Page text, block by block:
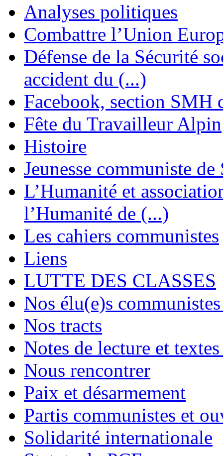
Analyses politiques
Combattre l’Union
Défense de la Sécurité
accident du (...)
Facebook, section SMH
Fête du Travailleur Alpin
Histoire
Jeunesse communiste
L’Humanité et
l’Humanité de (...)
Les cahiers communistes
Liens
LUTTE DES CLASSES
Nos élu(e)s
Nos tracts
Notes de lecture et
Nous rencontrer
Paix et désarmement
Partis communistes et
Solidarité internationale